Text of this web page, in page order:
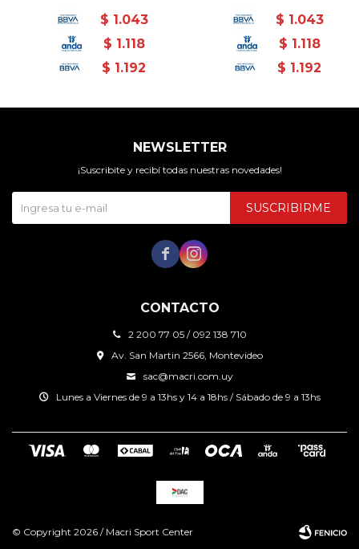
$ 1.043
$ 1.118
$ 1.192
$ 1.043
$ 1.118
$ 1.192
CONTACTO
2 200 77 05 / 092 138 710
Av. San Martin 2566, Montevideo
sac@macri.com.uy
Lunes a Viernes de 9 a 13hs y 14 a 18hs / Sábado de 9 a 13hs
NEWSLETTER
¡Suscribite y recibí todas nuestras novedades!
SUSCRIBIRME
 
© Copyright 2026 / Macri Sport Center